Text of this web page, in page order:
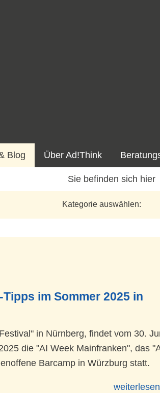
Blog Über Ad!Think
Kategorie auswählen:
im Sommer 2025 in
in Nürnberg, findet vom 30.
die "AI Week Mainfranken", das
Barcamp in Würzburg statt.
weiterlesen